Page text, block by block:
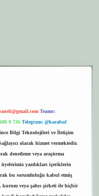
Teams:
0 726 Telegram: @karabul
Bilgi Teknolojileri ve İletişim
olarak hizmet vermektedir.
denetleme veya araştırma
yazdıkları içeriklerin
bu sorumluluğu kabul etmiş
kurum veya şahıs şirketi ile hiçbir